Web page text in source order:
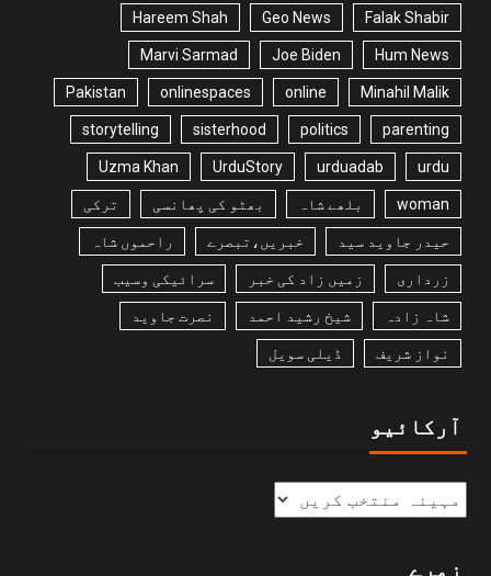
Falak Shabir
Geo News
Hareem Shah
Hum News
Joe Biden
Marvi Sarmad
Minahil Malik
online
onlinespaces
Pakistan
parenting
politics
sisterhood
storytelling
urdu
urduadab
UrduStory
Uzma Khan
woman بلھے شاہ بھٹو کی پھانسی ترکی
حیدر جاوید سید خبریں،تبصرے راحموں شاہ
زرداری زمیں زاد کی خبر سرائیکی وسیب
شاہ زادہ شیخ رشید احمد نصرت جاوید
نواز شریف ڈیلی سویل
آرکائیو
زمرے